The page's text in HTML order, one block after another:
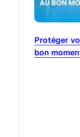
Protéger
bon